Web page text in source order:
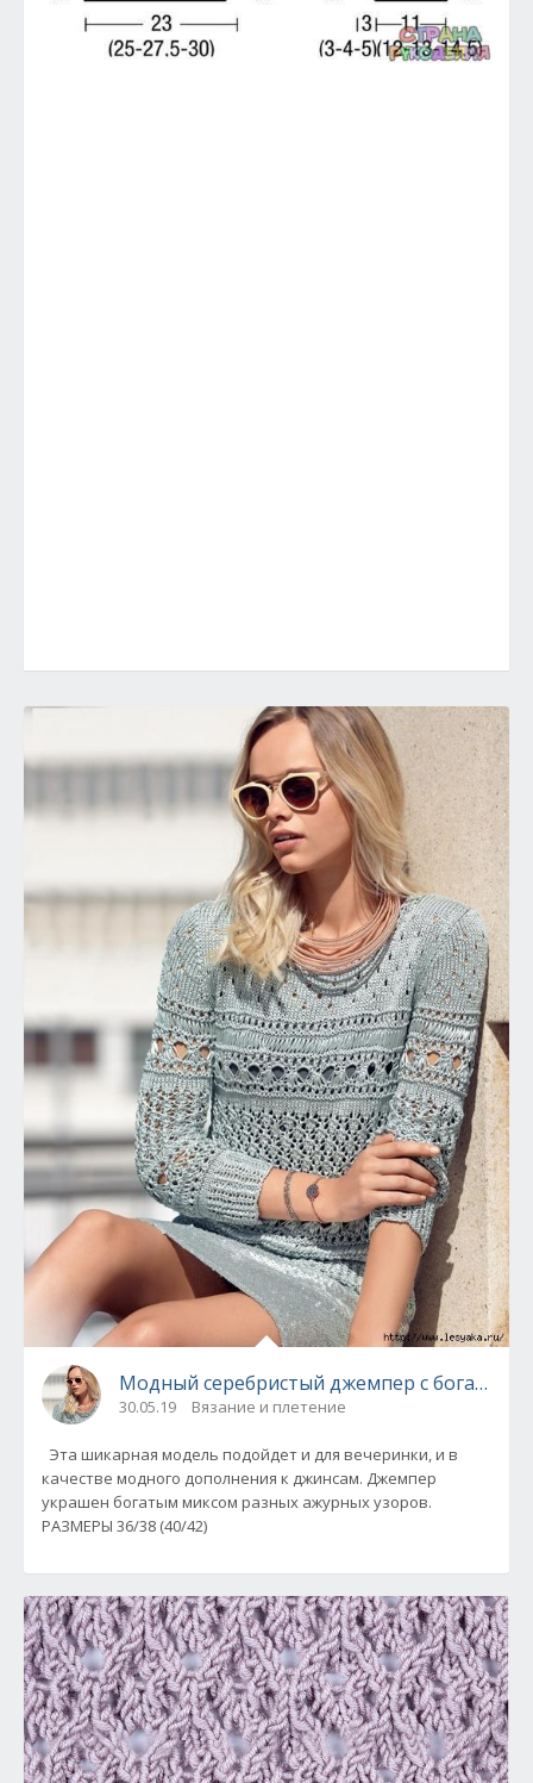
Модный серебристый джемпер с богатым
30.05.19 Вязание и плетение
Эта шикарная модель подойдет и для вечеринки, и в
качестве модного дополнения к джинсам. Джемпер
украшен богатым миксом разных ажурных узоров.
РАЗМЕРЫ 36/38 (40/42)